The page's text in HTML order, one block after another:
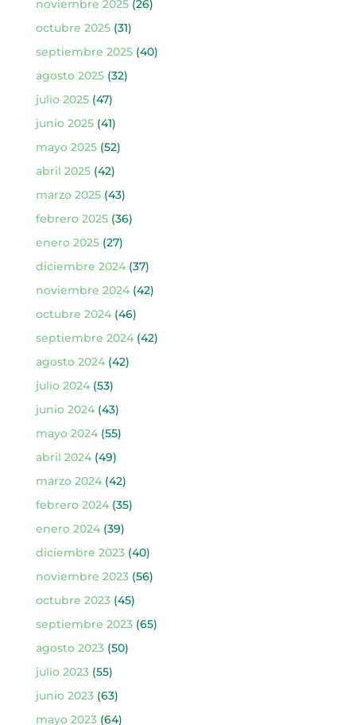
noviembre 2025(26)
octubre 2025(31)
septiembre 2025(40)
agosto 2025(32)
julio 2025(47)
junio 2025(41)
mayo 2025(52)
abril 2025(42)
marzo 2025(43)
febrero 2025(36)
enero 2025(27)
diciembre 2024(37)
noviembre 2024(42)
octubre 2024(46)
septiembre 2024(42)
agosto 2024(42)
julio 2024(53)
junio 2024(43)
mayo 2024(55)
abril 2024(49)
marzo 2024(42)
febrero 2024(35)
enero 2024(39)
diciembre 2023(40)
noviembre 2023(56)
octubre 2023(45)
septiembre 2023(65)
agosto 2023(50)
julio 2023(55)
junio 2023(63)
mayo 2023(64)